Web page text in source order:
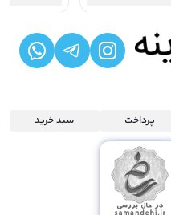
پرداخت سبد خرید